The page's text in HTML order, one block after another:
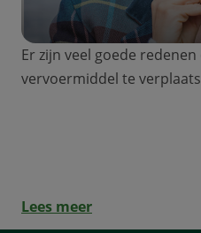
Er zijn veel goede
vervoermiddel te
Lees meer